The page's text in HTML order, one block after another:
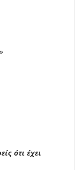
ότι έχει